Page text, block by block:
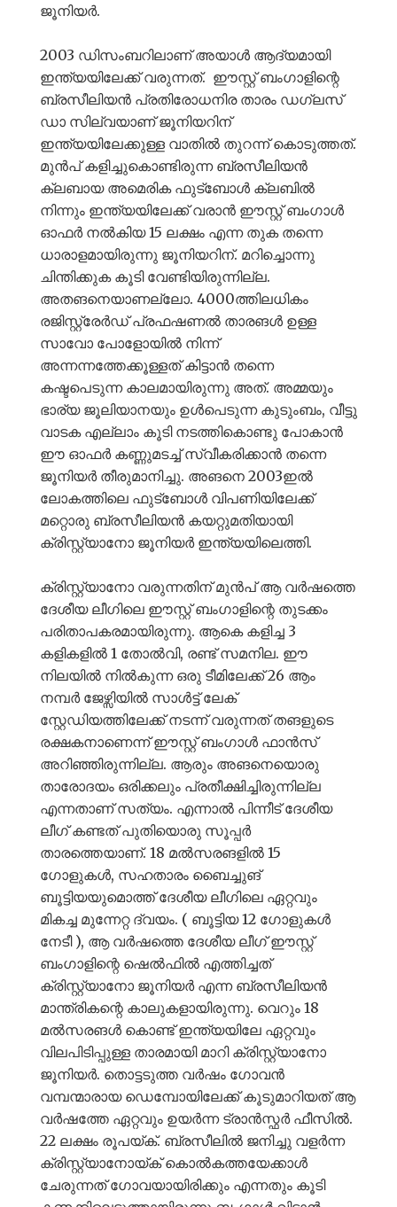
ജൂനിയർ.
2003 ഡിസംബറിലാണ് അയാൾ ആദ്യമായി
ഇന്ത്യയിലേക്ക് വരുന്നത്. ഈസ്റ്റ് ബംഗാളിന്റെ
ബ്രസീലിയൻ പ്രതിരോധനിര താരം ഡഗ്ലസ്
ഡാ സില്വയാണ് ജൂനിയറിന്
ഇന്ത്യയിലേക്കുള്ള വാതിൽ തുറന്ന് കൊടുത്തത്.
മുൻപ് കളിച്ചുകൊണ്ടിരുന്ന ബ്രസീലിയൻ
ക്ലബായ അമെരിക ഫുട്ബോൾ ക്ലബിൽ
നിന്നും ഇന്ത്യയിലേക്ക് വരാൻ ഈസ്റ്റ് ബംഗാൾ
ഓഫർ നൽകിയ 15 ലക്ഷം എന്ന തുക തന്നെ
ധാരാളമായിരുന്നു ജൂനിയറിന്. മറിച്ചൊന്നു
ചിന്തിക്കുക കൂടി വേണ്ടിയിരുന്നില്ല.
അതങനെയാണല്ലോ. 4000ത്തിലധികം
രജിസ്റ്റ്രേർഡ് പ്രഫഷണൽ താരങൾ ഉള്ള
സാവോ പോളോയിൽ നിന്ന്
അന്നന്നത്തേക്കൂള്ളത് കിട്ടാൻ തന്നെ
കഷ്ടപെടുന്ന കാലമായിരുന്നു അത്. അമ്മയും
ഭാര്യ ജൂലിയാനയും ഉൾപെടുന്ന കുടുംബം, വീട്ടു
വാടക എല്ലാം കൂടി നടത്തികൊണ്ടു പോകാൻ
ഈ ഓഫർ കണ്ണുമടച്ച് സ്വീകരിക്കാൻ തന്നെ
ജൂനിയർ തീരുമാനിച്ചു. അങനെ 2003ഇൽ
ലോകത്തിലെ ഫുട്ബോൾ വിപണിയിലേക്ക്
മറ്റൊരു ബ്രസീലിയൻ കയറ്റുമതിയായി
ക്രിസ്റ്റ്യാനോ ജൂനിയർ ഇന്ത്യയിലെത്തി.
ക്രിസ്റ്റ്യാനോ വരുന്നതിന് മുൻപ് ആ വർഷത്തെ
ദേശീയ ലീഗിലെ ഈസ്റ്റ് ബംഗാളിന്റെ തുടക്കം
പരിതാപകരമായിരുന്നു. ആകെ കളിച്ച 3
കളികളിൽ 1 തോൽവി, രണ്ട് സമനില. ഈ
നിലയിൽ നിൽകുന്ന ഒരു ടീമിലേക്ക് 26 ആം
നമ്പർ ജേഴ്സിയിൽ സാൾട്ട് ലേക്
സ്റ്റേഡിയത്തിലേക്ക് നടന്ന് വരുന്നത് തങളുടെ
രക്ഷകനാണെന്ന് ഈസ്റ്റ് ബംഗാൾ ഫാൻസ്
അറിഞ്ഞിരുന്നില്ല. ആരും അങനെയൊരു
താരോദയം ഒരിക്കലും പ്രതീക്ഷിച്ചിരുന്നില്ല
എന്നതാണ് സത്യം. എന്നാൽ പിന്നീട് ദേശീയ
ലീഗ് കണ്ടത് പുതിയൊരു സൂപ്പർ
താരത്തെയാണ്. 18 മൽസരങളിൽ 15
ഗോളുകൾ, സഹതാരം ബൈച്ചുങ്
ബൂട്ടിയയുമൊത്ത് ദേശീയ ലീഗിലെ ഏറ്റവും
മികച്ച മുന്നേറ്റ ദ്വയം. ( ബൂട്ടിയ 12 ഗോളുകൾ
നേടീ ), ആ വർഷത്തെ ദേശീയ ലീഗ് ഈസ്റ്റ്
ബംഗാളിന്റെ ഷെൽഫിൽ എത്തിച്ചത്
ക്രിസ്റ്റ്യാനോ ജൂനിയർ എന്ന ബ്രസീലിയൻ
മാന്ത്രികന്റെ കാലുകളായിരുന്നു. വെറും 18
മൽസരങൾ കൊണ്ട് ഇന്ത്യയിലേ ഏറ്റവും
വിലപിടിപ്പുള്ള താരമായി മാറി ക്രിസ്റ്റ്യാനോ
ജൂനിയർ. തൊട്ടടുത്ത വർഷം ഗോവൻ
വമ്പന്മാരായ ഡെമ്പോയിലേക്ക് കൂടുമാറിയത് ആ
വർഷത്തേ ഏറ്റവും ഉയർന്ന ട്രാൻസ്ഫർ ഫീസിൽ.
22 ലക്ഷം രൂപയ്ക്. ബ്രസീലിൽ ജനിച്ചു വളർന്ന
ക്രിസ്റ്റ്യാനോയ്ക് കൊൽകത്തയേക്കാൾ
ചേരുന്നത് ഗോവയായിരിക്കും എന്നതും കൂടി